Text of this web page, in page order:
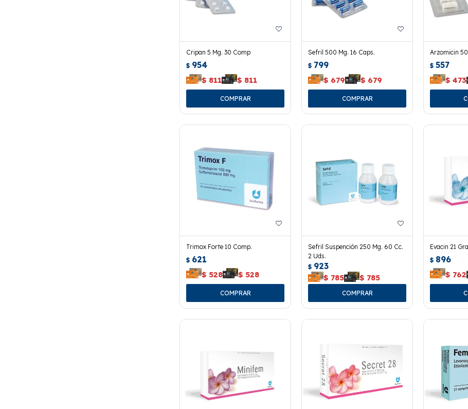
Cripan 5 Mg. 30 Comp
$ 954
$ 811 $ 811
Sefril 500 Mg. 16 Caps.
$ 799
$ 679 $ 679
Arzomicin
$ 557
$ 473
Trimox Forte 10 Comp.
$ 621
$ 528 $ 528
Sefril Suspención 250 Mg. 60 Cc.
2 Uds.
$ 923
$ 785 $ 785
Evacin 21
$ 896
$ 762